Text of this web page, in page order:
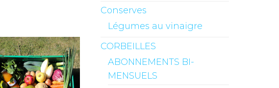
Conserves
Légumes au vinaigre
CORBEILLES
ABONNEMENTS BI-
MENSUELS